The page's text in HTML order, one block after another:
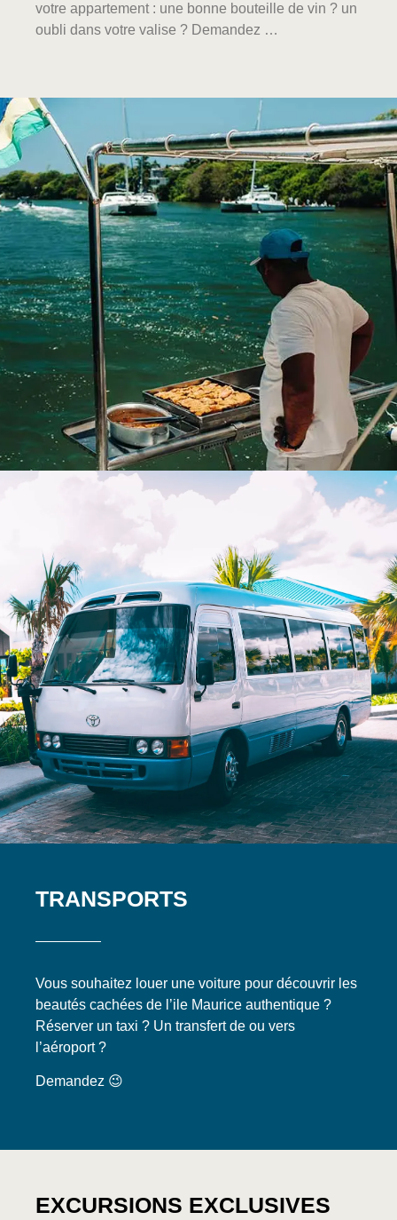
votre appartement : une bonne bouteille de vin ? un
oubli dans votre valise ? Demandez …
TRANSPORTS
Vous souhaitez louer une voiture pour découvrir les
beautés cachées de l’ile Maurice authentique ?
Réserver un taxi ? Un transfert de ou vers
l’aéroport ?
Demandez 😉
EXCURSIONS EXCLUSIVES